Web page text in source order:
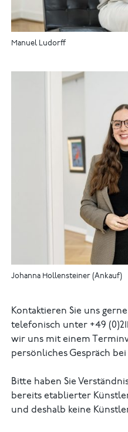
Manuel Ludorff
Johanna Hollensteiner (Ankauf)
Kontaktieren Sie uns
telefonisch unter +49
wir uns mit einem
persönliches Gespräch
Bitte haben Sie
bereits etablierter
und deshalb keine